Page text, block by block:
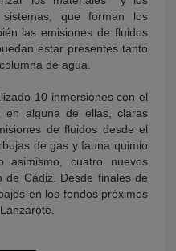
que forman los
las emisiones de fluidos
estar presentes tanto
de agua.
10 inmersiones con el
en alguna de ellas, claras
de fluidos desde el
de gas y fauna quimio
asimismo, cuatro nuevos
Cádiz. Desde finales de
en los fondos próximos